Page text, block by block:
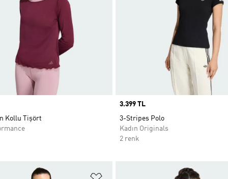
Kollu Tişört
Price
3.399 TL
3-Stripes Polo
Kadın Originals
2 renk
Favori Listesine Ekle